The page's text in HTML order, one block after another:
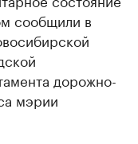
сообщили в
дорожно-
мэрии